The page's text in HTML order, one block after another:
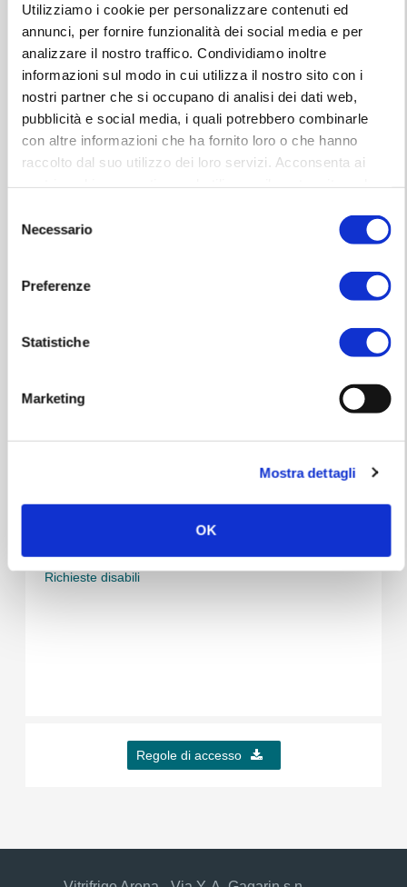
Utilizziamo i cookie per personalizzare contenuti ed
annunci, per fornire funzionalità dei social media e per
analizzare il nostro traffico. Condividiamo inoltre
informazioni sul modo in cui utilizza il nostro sito con i
nostri partner che si occupano di analisi dei dati web,
pubblicità e social media, i quali potrebbero combinarle
con altre informazioni che ha fornito loro o che hanno
raccolto dal suo utilizzo dei loro servizi. Acconsenta ai
delNecessario
Preferenze
Statistiche
Marketing
Mostra dettagli
OK
venerdì 3 giugno ore 10:30
sabato 4 giugno ore 10:30
domenica 5 giugno ore 12:00
Visita la pagina Facebook:
Visita il profilo Instagram: www.instagram.com/rgworldcuppesaro
Info biglietti
I biglietti sono acquistabili online o presso gli uffici della
Vitrifrigo Arena
Prezzi biglietti/abbonamenti
Acquista il tuo biglietto/abbonamento
Richieste disabili
Regole di accesso